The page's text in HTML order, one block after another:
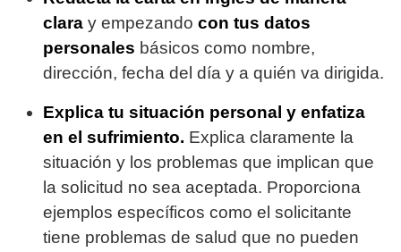
clara y empezando con tus datos
personales básicos como nombre,
dirección, fecha del día y a quién va dirigida.
Explica tu situación personal y enfatiza
en el sufrimiento. Explica claramente la
situación y los problemas que implican que
la solicitud no sea aceptada. Proporciona
ejemplos específicos como el solicitante
tiene problemas de salud que no pueden